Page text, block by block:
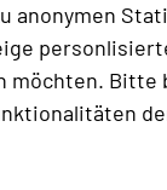
anonymen
möchten. Bitte
gefragte
Auf
und wie